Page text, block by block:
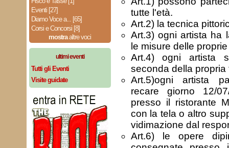
Eventi [27]
Diamo Voce a... [65]
Corsi e Concorsi [8]
mostraaltre voci
ultimi eventi
Tutti gli Eventi
Visite guidate
tutte l'età.
Art.2) la tecnica
Art.3) ogni artista ha
le misure delle
Art.4) ogni artista
seconda della
Art.5)ogni artista
recare giorno 12/
presso il ristorante
con la tela o altro
vidimazione dal
Art.6) le opere